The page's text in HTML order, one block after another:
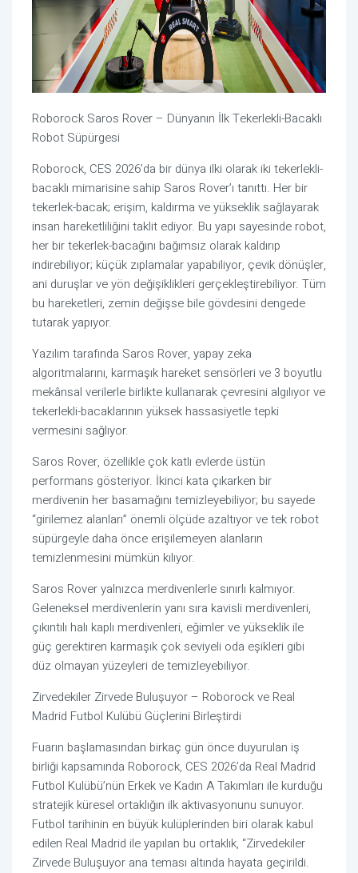
Roborock Saros Rover – Dünyanın İlk Tekerlekli-Bacaklı
Robot Süpürgesi
Roborock, CES 2026’da bir dünya ilki olarak iki tekerlekli-
bacaklı mimarisine sahip Saros Rover’ı tanıttı. Her bir
tekerlek-bacak; erişim, kaldırma ve yükseklik sağlayarak
insan hareketliliğini taklit ediyor. Bu yapı sayesinde robot,
her bir tekerlek-bacağını bağımsız olarak kaldırıp
indirebiliyor; küçük zıplamalar yapabiliyor, çevik dönüşler,
ani duruşlar ve yön değişiklikleri gerçekleştirebiliyor. Tüm
bu hareketleri, zemin değişse bile gövdesini dengede
tutarak yapıyor.
Yazılım tarafında Saros Rover, yapay zeka
algoritmalarını, karmaşık hareket sensörleri ve 3 boyutlu
mekânsal verilerle birlikte kullanarak çevresini algılıyor ve
tekerlekli-bacaklarının yüksek hassasiyetle tepki
vermesini sağlıyor.
Saros Rover, özellikle çok katlı evlerde üstün
performans gösteriyor. İkinci kata çıkarken bir
merdivenin her basamağını temizleyebiliyor; bu sayede
“girilemez alanları” önemli ölçüde azaltıyor ve tek robot
süpürgeyle daha önce erişilemeyen alanların
temizlenmesini mümkün kılıyor.
Saros Rover yalnızca merdivenlerle sınırlı kalmıyor.
Geleneksel merdivenlerin yanı sıra kavisli merdivenleri,
çıkıntılı halı kaplı merdivenleri, eğimler ve yükseklik ile
güç gerektiren karmaşık çok seviyeli oda eşikleri gibi
düz olmayan yüzeyleri de temizleyebiliyor.
Zirvedekiler Zirvede Buluşuyor – Roborock ve Real
Madrid Futbol Kulübü Güçlerini Birleştirdi
Fuarın başlamasından birkaç gün önce duyurulan iş
birliği kapsamında Roborock, CES 2026’da Real Madrid
Futbol Kulübü’nün Erkek ve Kadın A Takımları ile kurduğu
stratejik küresel ortaklığın ilk aktivasyonunu sunuyor.
Futbol tarihinin en büyük kulüplerinden biri olarak kabul
edilen Real Madrid ile yapılan bu ortaklık, “Zirvedekiler
Zirvede Buluşuyor ana teması altında hayata geçirildi.